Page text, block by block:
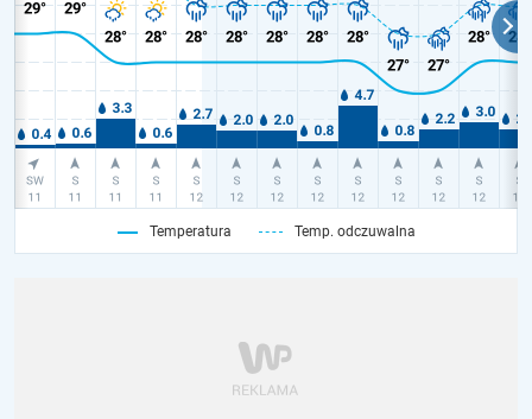
Temperatura Temp. odczuwalna